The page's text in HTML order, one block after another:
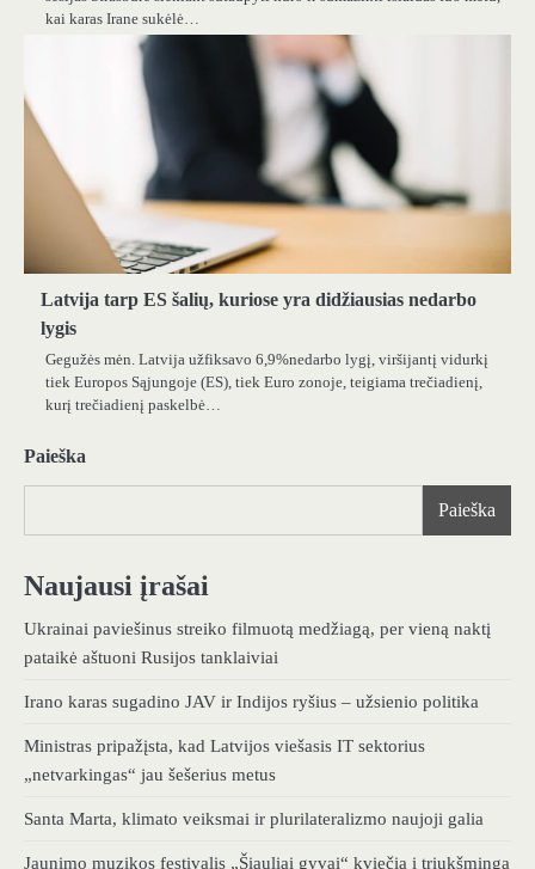
kai karas Irane sukėlė…
Latvija tarp ES šalių, kuriose yra didžiausias nedarbo
lygis
Gegužės mėn. Latvija užfiksavo 6,9%nedarbo lygį, viršijantį vidurkį
tiek Europos Sąjungoje (ES), tiek Euro zonoje, teigiama trečiadienį,
kurį trečiadienį paskelbė…
Paieška
Paieška
Naujausi įrašai
Ukrainai paviešinus streiko filmuotą medžiagą, per vieną naktį
pataikė aštuoni Rusijos tanklaiviai
Irano karas sugadino JAV ir Indijos ryšius – užsienio politika
Ministras pripažįsta, kad Latvijos viešasis IT sektorius
„netvarkingas“ jau šešerius metus
Santa Marta, klimato veiksmai ir plurilateralizmo naujoji galia
Jaunimo muzikos festivalis „Šiauliai gyvai“ kviečia į triukšmingą